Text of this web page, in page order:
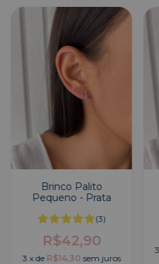
Brinco Palito
Pequeno - Prata
(3)
R$42,90
3 xde R$14,30 sem juros
3